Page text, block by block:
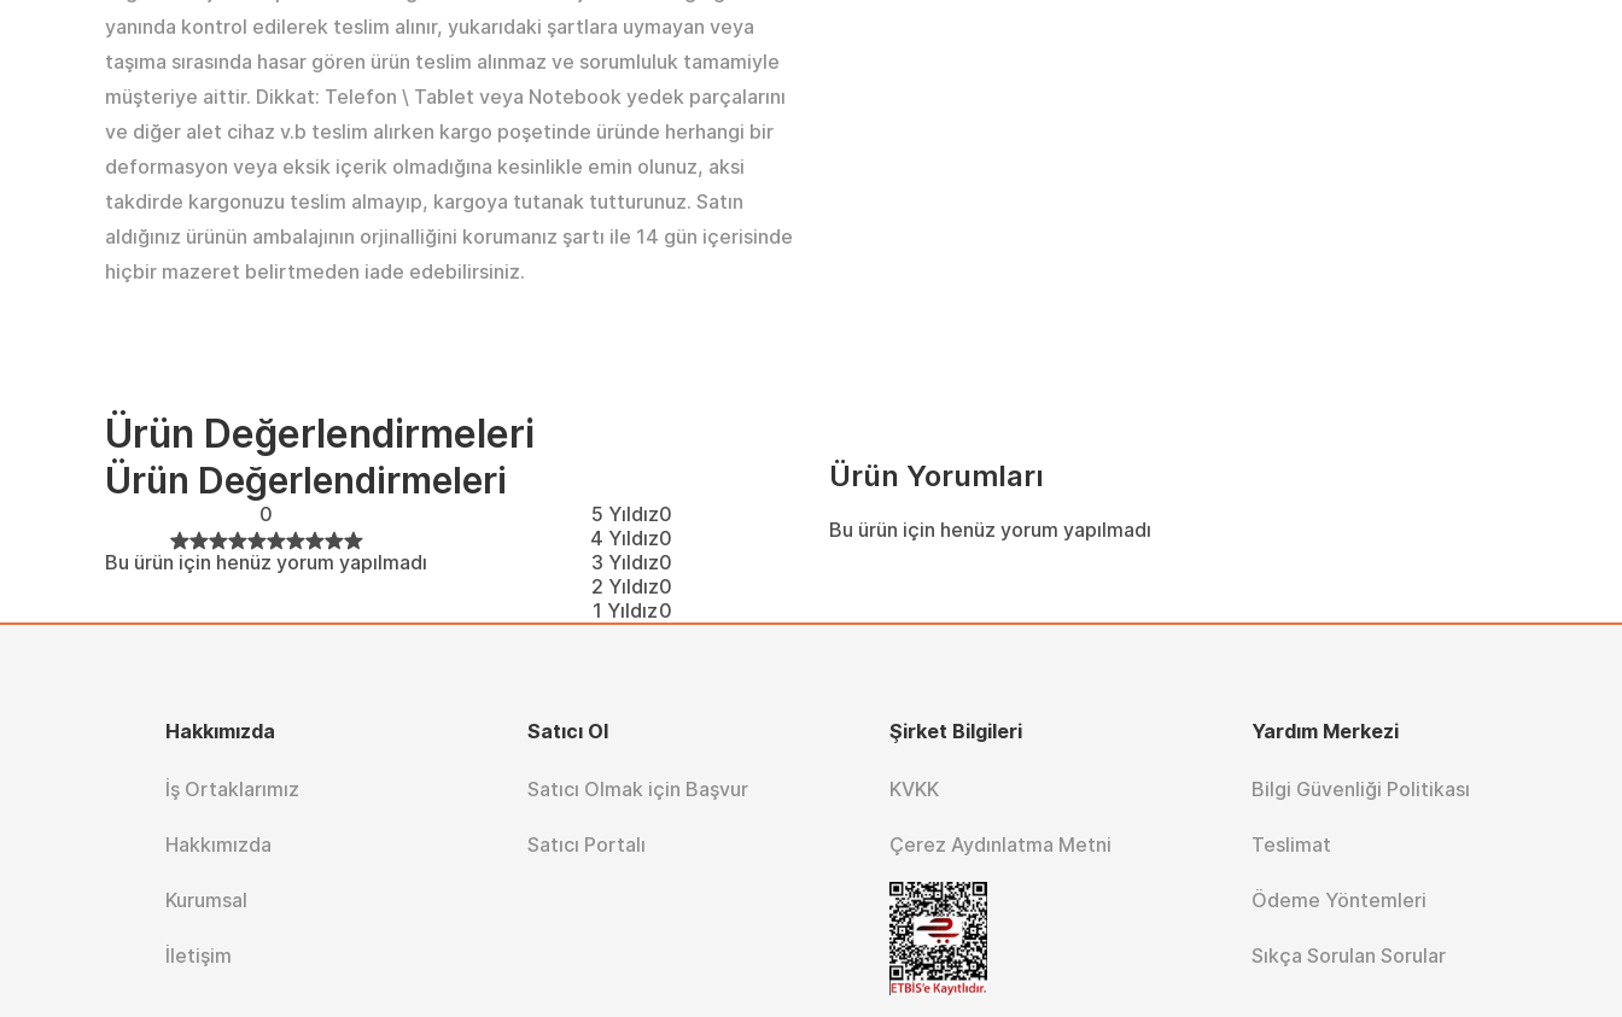
yanında kontrol edilerek teslim alınır, yukarıdaki şartlara uymayan veya
taşıma sırasında hasar gören ürün teslim alınmaz ve sorumluluk tamamiyle
müşteriye aittir. Dikkat: Telefon \ Tablet veya Notebook yedek parçalarını
ve diğer alet cihaz v.b teslim alırken kargo poşetinde üründe herhangi bir
deformasyon veya eksik içerik olmadığına kesinlikle emin olunuz, aksi
takdirde kargonuzu teslim almayıp, kargoya tutanak tutturunuz. Satın
aldığınız ürünün ambalajının orjinalliğini korumanız şartı ile 14 gün içerisinde
hiçbir mazeret belirtmeden iade edebilirsiniz.
Ürün Değerlendirmeleri
Ürün Değerlendirmeleri
0
Bu ürün için henüz yorum yapılmadı
5 Yıldız0
4 Yıldız0
3 Yıldız0
2 Yıldız0
1 Yıldız0
Ürün Yorumları
Bu ürün için henüz yorum yapılmadı
Hakkımızda
İş Ortaklarımız
Hakkımızda
Kurumsal
İletişim
Satıcı Ol
Satıcı Olmak için Başvur
Satıcı Portalı
Şirket Bilgileri
KVKK
Çerez Aydınlatma Metni
Yardım Merkezi
Bilgi Güvenliği Politikası
Teslimat
Ödeme Yöntemleri
Sıkça Sorulan Sorular